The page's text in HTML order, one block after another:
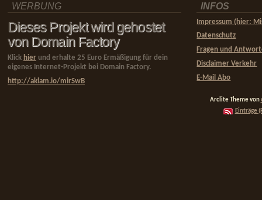
WERBUNG
Dieses Projekt wird gehostet
von Domain Factory
Klick hier und erhalte 25 Euro Ermäßigung für dein
eigenes Internet-Projekt bei Domain Factory.
http://aklam.io/mirSwB
INFOS
Impressum (hier:
Datenschutz
Fragen und
Disclaimer Verkehr
E-Mail Abo
Arclite Theme von
Einträge